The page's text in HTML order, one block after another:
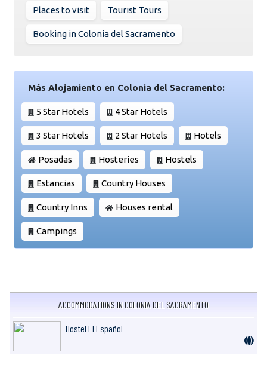
Places to visit Tourist Tours
Booking in Colonia del Sacramento
Más Alojamiento en Colonia del Sacramento:
5 Star Hotels 4 Star Hotels
3 Star Hotels 2 Star Hotels Hotels
Posadas Hosteries Hostels
Estancias Country Houses
Country Inns Houses rental
Campings
ACCOMMODATIONS IN COLONIA DEL SACRAMENTO
Hostel El Español